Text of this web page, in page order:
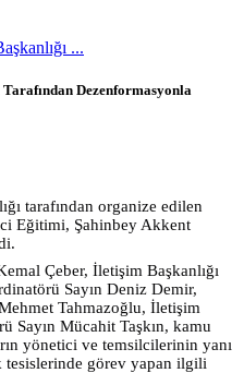
...
Dezenformasyonla
tarafından organize edilen
Eğitimi, Şahinbey Akkent
Çeber, İletişim Başkanlığı
Sayın Deniz Demir,
Tahmazoğlu, İletişim
Sayın Mücahit Taşkın, kamu
yönetici ve temsilcilerinin yanı
tesislerinde görev yapan ilgili